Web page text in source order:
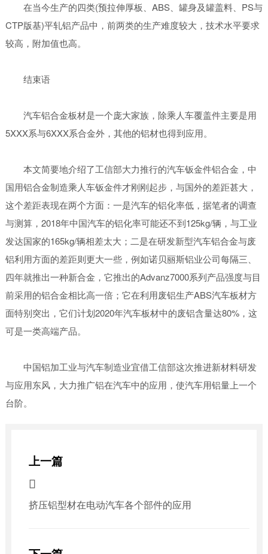
在当今生产的四类(预拉伸厚板、ABS、罐身及罐盖料、PS与
CTP版基)平轧铝产品中，前两类的生产难度较大，技术水平要求
较高，附加值也高。
结束语
汽车铝合金板材是一个庞大家族，除乘人车覆盖件主要是用
5XXX系与6XXX系合金外，其他的铝材也得到应用。
本文简要地介绍了工信部大力推行的汽车钣金件铝合金，中
国用铝合金制造乘人车钣金件才刚刚起步，与国外的差距甚大，
这个差距表现在两个方面：一是汽车的铝化率低，据笔者的调查
与测算，2018年中国汽车的铝化率可能还不到125kg/辆，与工业
发达国家的165kg/辆相差太大；二是在研发新型汽车铝合金与废
铝利用方面的差距则更大一些，例如诺贝丽斯铝业公司每隔三、
四年就推出一种新合金，它推出的Advanz7000系列产品强度与目
前采用的铝合金相比高一倍；它在利用废铝生产ABS汽车板材方
面特别突出，它们计划2020年汽车板材中的废铝含量达80%，这
可是一类高端产品。
中国铝加工业与汽车制造业宜借工信部这次推进新材料研发
与应用东风，大力推广铝在汽车中的应用，使汽车用铝量上一个
台阶。
上一篇

挤压铝型材在电动汽车各个部件的应用